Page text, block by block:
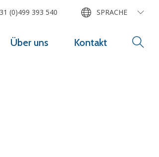
Über uns Kontakt
(0)499 393 540 SPRACHE